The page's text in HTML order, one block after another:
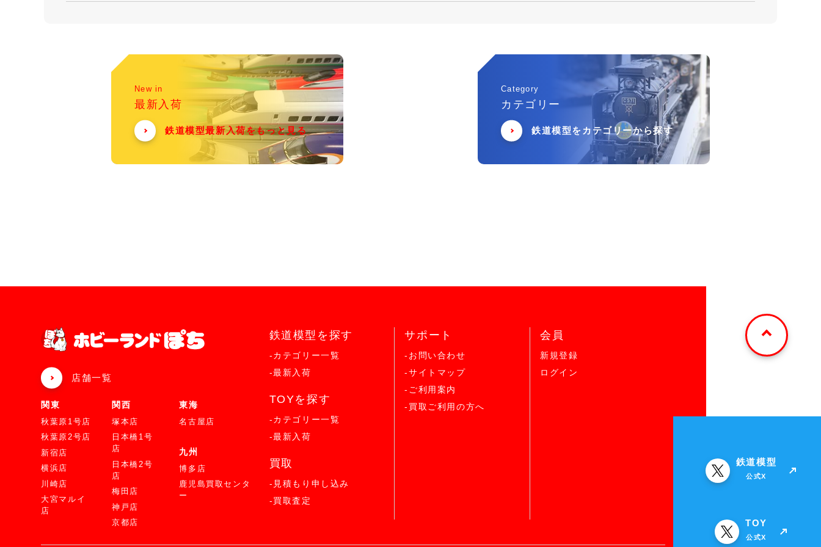
New in
最新入荷
鉄道模型最新入荷をもっと見る
Category
カテゴリー
鉄道模型をカテゴリーから探す
店舗一覧
関東
秋葉原1号店
秋葉原2号店
新宿店
横浜店
川崎店
大宮マルイ
店
関西
塚本店
日本橋1号
店
日本橋2号
店
梅田店
神戸店
京都店
東海
名古屋店
九州
博多店
鹿児島買取センタ
ー
鉄道模型を探す
-カテゴリー一覧
-最新入荷
TOYを探す
-カテゴリー一覧
-最新入荷
買取
-見積もり申し込み
-買取査定
サポート
-お問い合わせ
-サイトマップ
-ご利用案内
-買取ご利用の方へ
会員
新規登録
ログイン
鉄道模型
公式X
TOY
公式X